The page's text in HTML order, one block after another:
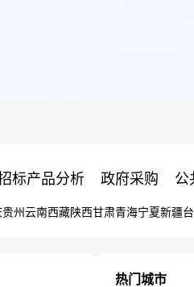
标产品分析 政府采购 公
贵州 云南西藏陕西甘肃青海宁夏新疆
热门城市